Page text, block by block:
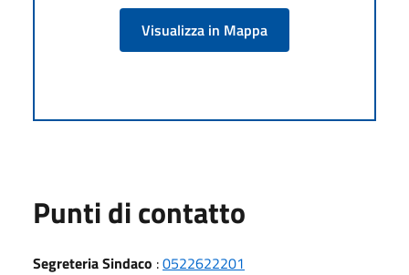
Visualizza in Mappa
Punti di contatto
Segreteria Sindaco :0522622201